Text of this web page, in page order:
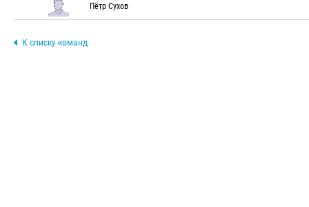
Пётр Сухов
К списку команд